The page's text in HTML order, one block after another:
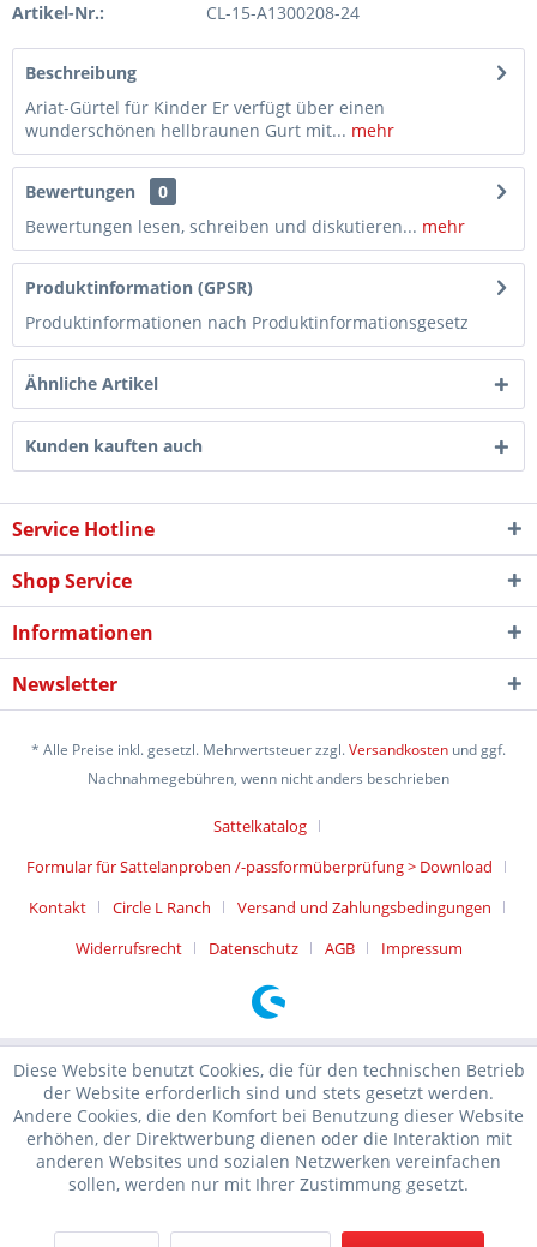
Artikel-Nr.: CL-15-A1300208-24
Beschreibung
Ariat-Gürtel für Kinder Er verfügt über einen
wunderschönen hellbraunen Gurt mit... mehr
Bewertungen
0
Bewertungen lesen, schreiben und diskutieren... mehr
Produktinformation (GPSR)
Produktinformationen nach Produktinformationsgesetz
Ähnliche Artikel
Kunden kauften auch
Service Hotline
Shop Service
Informationen
Newsletter
* Alle Preise inkl. gesetzl. Mehrwertsteuer zzgl.Versandkosten und ggf.
Nachnahmegebühren, wenn nicht anders beschrieben
Sattelkatalog
Formular für Sattelanproben /-passformüberprüfung > Download
Kontakt
Circle L Ranch
Versand und Zahlungsbedingungen
Widerrufsrecht
Datenschutz AGB Impressum
Diese Website benutzt Cookies, die für den technischen Betrieb
der Website erforderlich sind und stets gesetzt werden.
Andere Cookies, die den Komfort bei Benutzung dieser Website
erhöhen, der Direktwerbung dienen oder die Interaktion mit
anderen Websites und sozialen Netzwerken vereinfachen
sollen, werden nur mit Ihrer Zustimmung gesetzt.